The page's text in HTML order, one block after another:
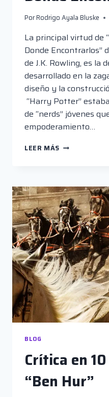
PorRodrigo Ayala Bluske
La principal virtud de
Donde Encontrarlos”
de J.K. Rowling, es la
desarrollado en la
diseño y la
“Harry Potter”
de “nerds” jóvenes
empoderamiento…
LEER MÁS ANIMALES
BLOG
Crítica en
“Ben Hur”